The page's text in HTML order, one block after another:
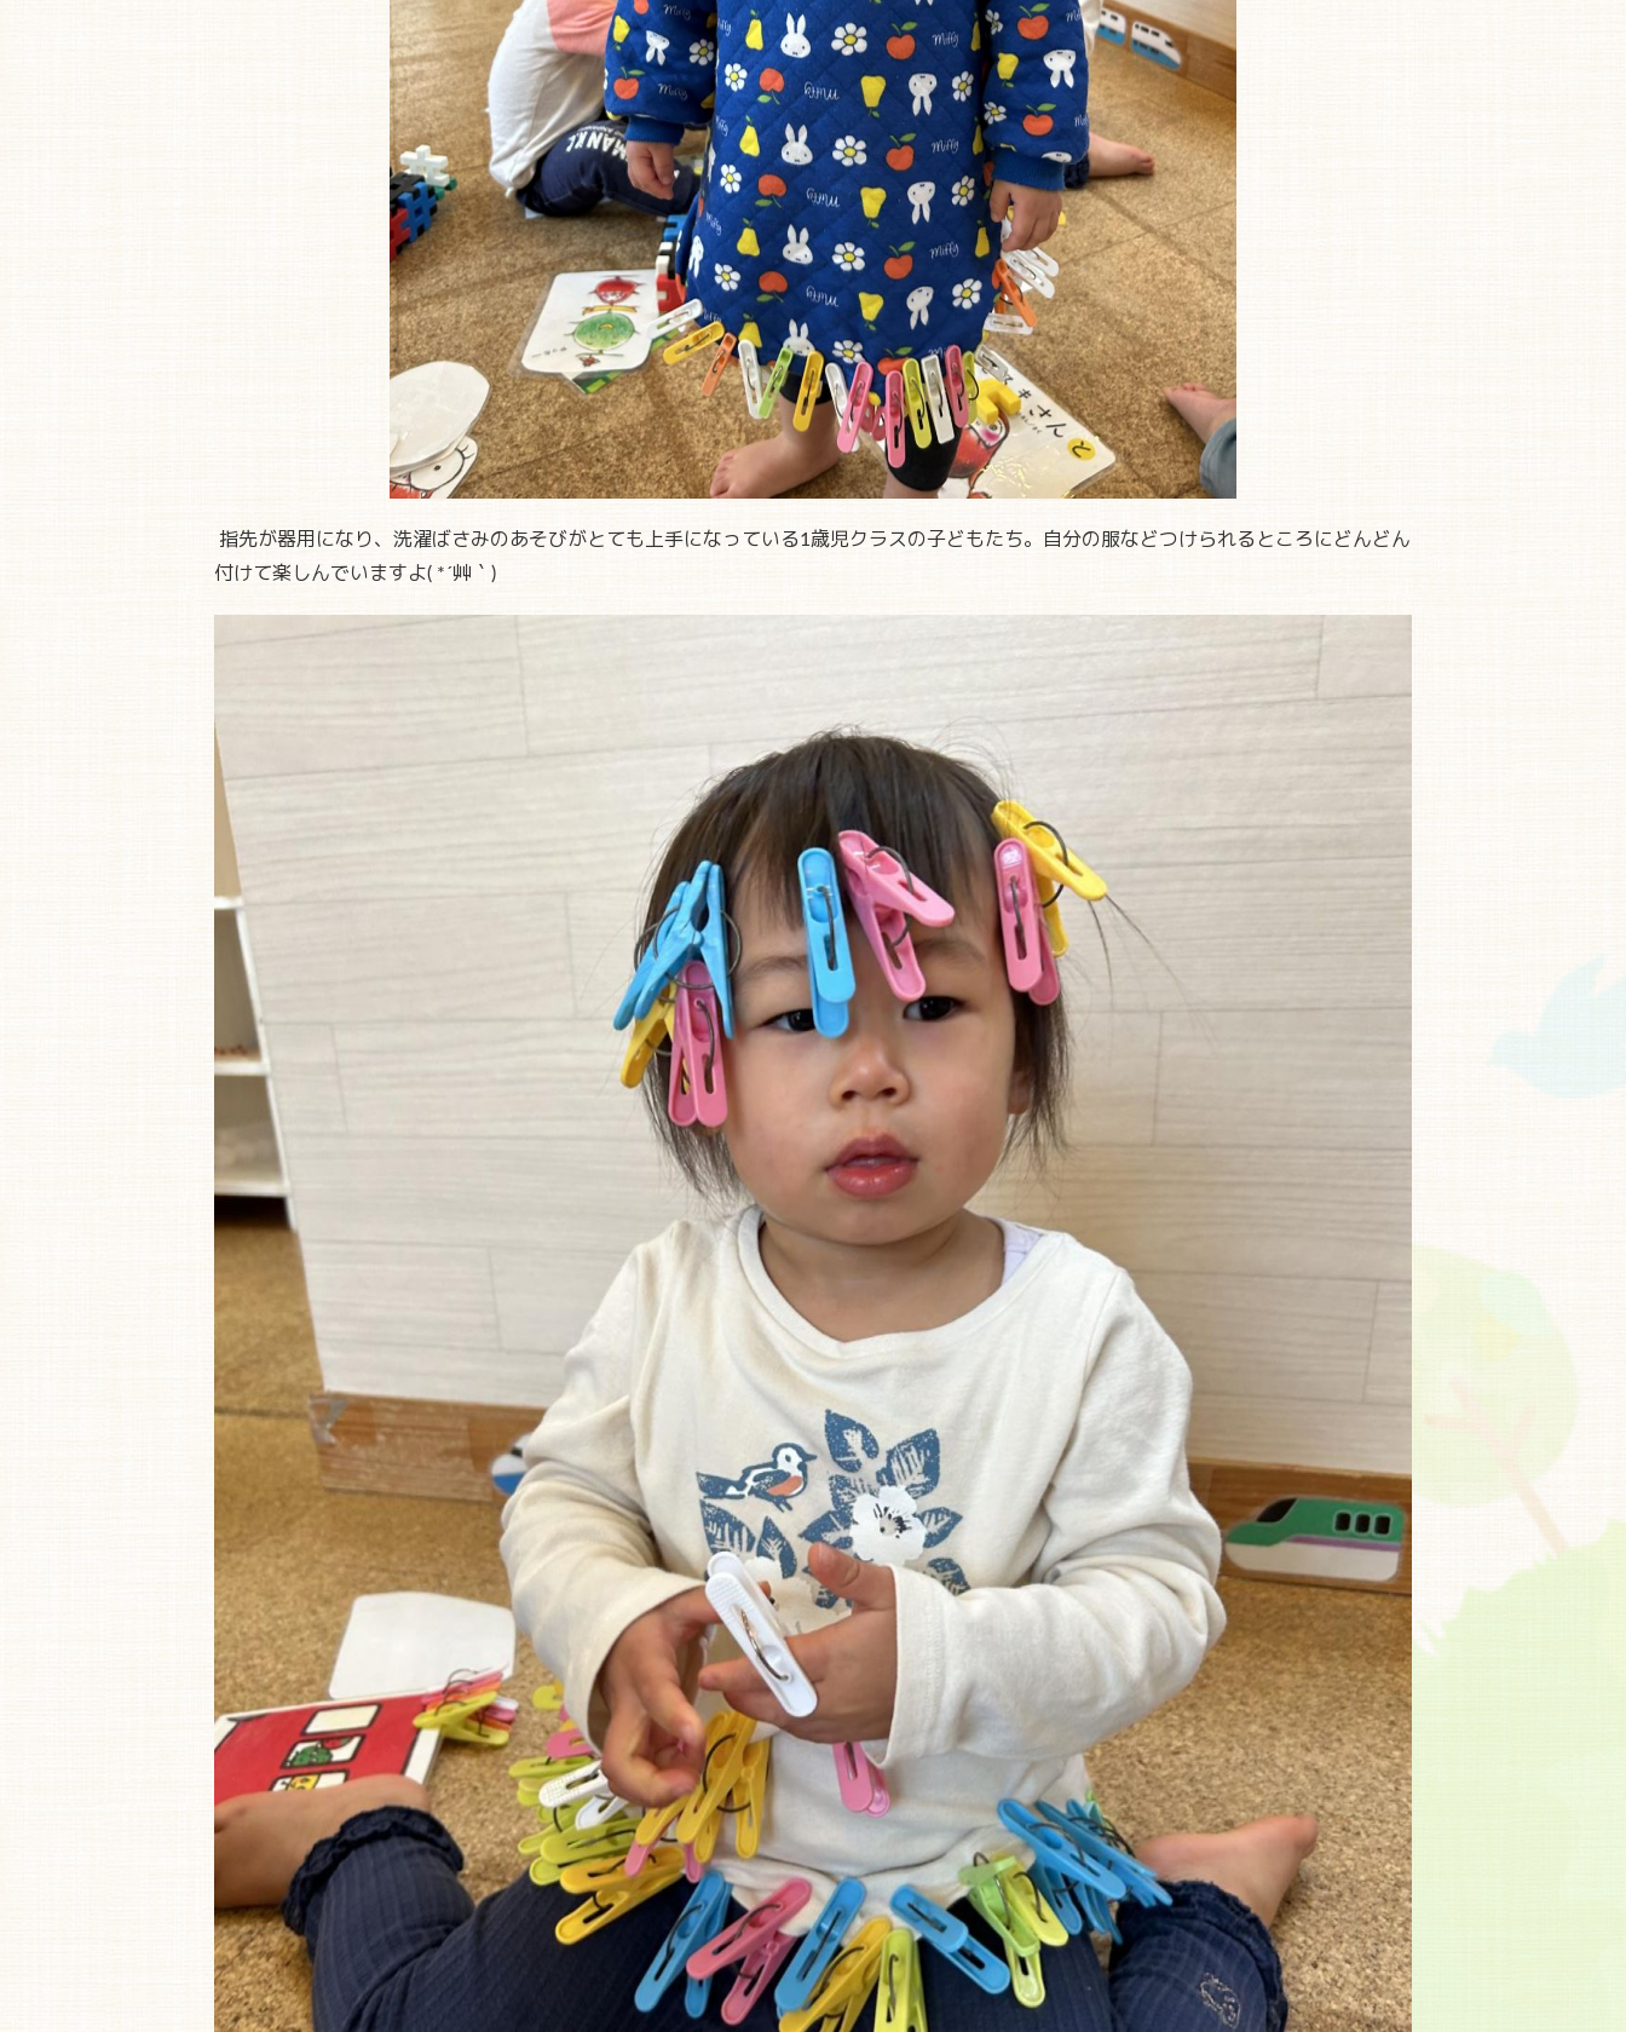
指先が器用になり、洗濯ばさみのあそびがとても上手になっている1歳児クラスの子どもたち。自分の服などつけられるところにどんどん
付けて楽しんでいますよ( *´艸｀)